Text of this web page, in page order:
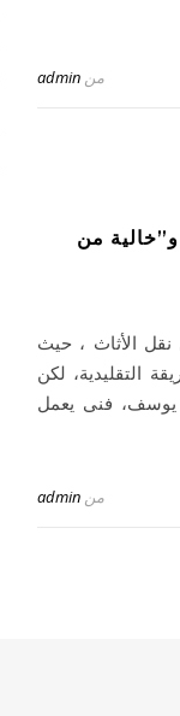
من admin
من
نقل الأثاث ، حيث
التقليدية، لكن
يوسف، فنى يعمل
من admin